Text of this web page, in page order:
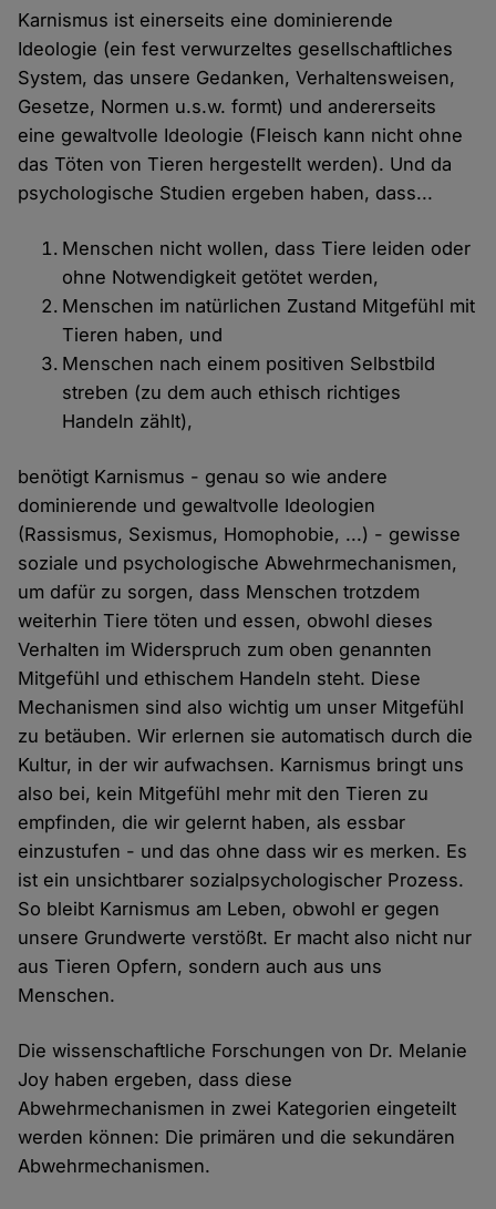
Karnismus ist einerseits eine dominierende
Ideologie (ein fest verwurzeltes gesellschaftliches
System, das unsere Gedanken, Verhaltensweisen,
Gesetze, Normen u.s.w. formt) und andererseits
eine gewaltvolle Ideologie (Fleisch kann nicht ohne
das Töten von Tieren hergestellt werden). Und da
psychologische Studien ergeben haben, dass...
Menschen nicht wollen, dass Tiere leiden oder
ohne Notwendigkeit getötet werden,
Menschen im natürlichen Zustand Mitgefühl mit
Tieren haben, und
Menschen nach einem positiven Selbstbild
streben (zu dem auch ethisch richtiges
Handeln zählt),
benötigt Karnismus - genau so wie andere
dominierende und gewaltvolle Ideologien
(Rassismus, Sexismus, Homophobie, ...) - gewisse
soziale und psychologische Abwehrmechanismen,
um dafür zu sorgen, dass Menschen trotzdem
weiterhin Tiere töten und essen, obwohl dieses
Verhalten im Widerspruch zum oben genannten
Mitgefühl und ethischem Handeln steht. Diese
Mechanismen sind also wichtig um unser Mitgefühl
zu betäuben. Wir erlernen sie automatisch durch die
Kultur, in der wir aufwachsen. Karnismus bringt uns
also bei, kein Mitgefühl mehr mit den Tieren zu
empfinden, die wir gelernt haben, als essbar
einzustufen - und das ohne dass wir es merken. Es
ist ein unsichtbarer sozialpsychologischer Prozess.
So bleibt Karnismus am Leben, obwohl er gegen
unsere Grundwerte verstößt. Er macht also nicht nur
aus Tieren Opfern, sondern auch aus uns
Menschen.
Die wissenschaftliche Forschungen von Dr. Melanie
Joy haben ergeben, dass diese
Abwehrmechanismen in zwei Kategorien eingeteilt
werden können: Die primären und die sekundären
Abwehrmechanismen.